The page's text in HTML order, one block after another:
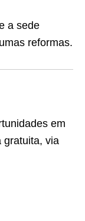
a sede
reformas.
em
gratuita, via